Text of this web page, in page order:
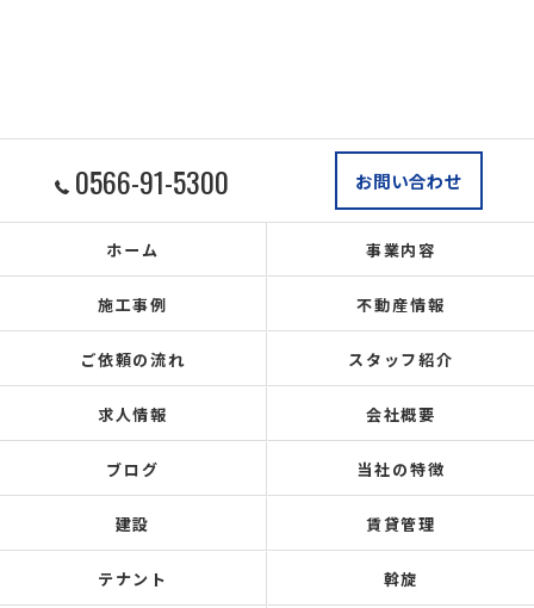
0566-91-5300 お問い合わせ
ホーム 事業内容
施工事例 不動産情報
ご依頼の流れ スタッフ紹介
求人情報 会社概要
ブログ 当社の特徴
建設 賃貸管理
テナント 斡旋